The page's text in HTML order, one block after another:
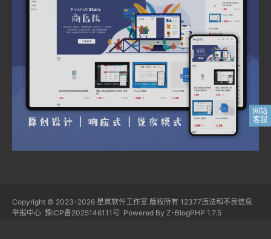
Copyright © 2023-2026 星岚软件工作室 版权所有 12377违法和不良信息
举报中心 豫ICP备2025146111号 Powered By Z-BlogPHP 1.7.5